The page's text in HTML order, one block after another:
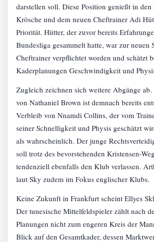
darstellen soll. Diese Position genießt in den
Krösche und dem neuen Cheftrainer Adi
Priorität. Hütter, der zuvor bereits
Bundesliga gesammelt hatte, war zur neuen
Cheftrainer verpflichtet worden und schätzt
Kaderplanungen Geschwindigkeit und
Zugleich zeichnen sich weitere Abgänge
von Nathaniel Brown ist demnach bereits
Verbleib von Nnamdi Collins, der vom
seiner Schnelligkeit und Physis geschätzt
als wahrscheinlich. Der junge
soll trotz des bevorstehenden Kristensen-
tendenziell ebenfalls den Klub verlassen.
laut Sky zudem im Fokus englischer Klubs.
Keine Zukunft in Frankfurt scheint Ellyes
Der tunesische Mittelfeldspieler zählt nach
Planungen nicht zum engeren Kreis der
Blick auf den Gesamtkader, dessen